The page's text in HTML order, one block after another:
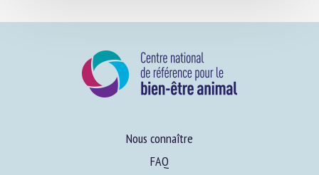
Nous connaître